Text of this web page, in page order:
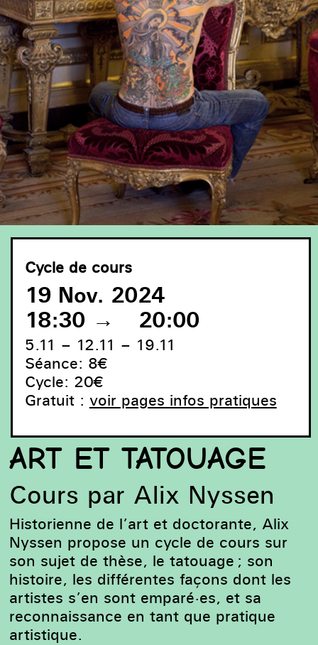
Cycle de cours
19 Nov. 2024
18:30 → 20:00
5.11 – 12.11 – 19.11
Séance: 8€
Cycle: 20€
Gratuit : voir pages infos pratiques
ART ET TATOUAGE
Cours par Alix Nyssen
Historienne de l’art et doctorante, Alix
Nyssen propose un cycle de cours sur
son sujet de thèse, le tatouage ; son
histoire, les différentes façons dont les
artistes s’en sont emparé·es, et sa
reconnaissance en tant que pratique
artistique.